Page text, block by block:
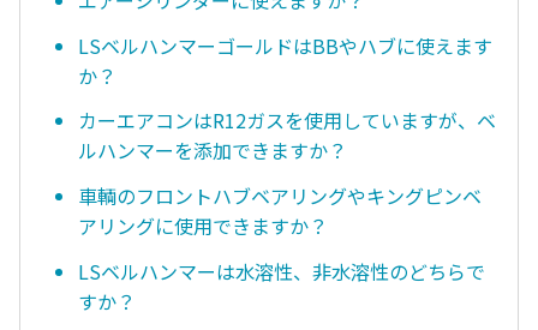
LSベルハンマーゴールドはBBやハブに使えます
か？
カーエアコンはR12ガスを使用していますが、ベ
ルハンマーを添加できますか？
車輌のフロントハブベアリングやキングピンベ
アリングに使用できますか？
LSベルハンマーは水溶性、非水溶性のどちらで
すか？